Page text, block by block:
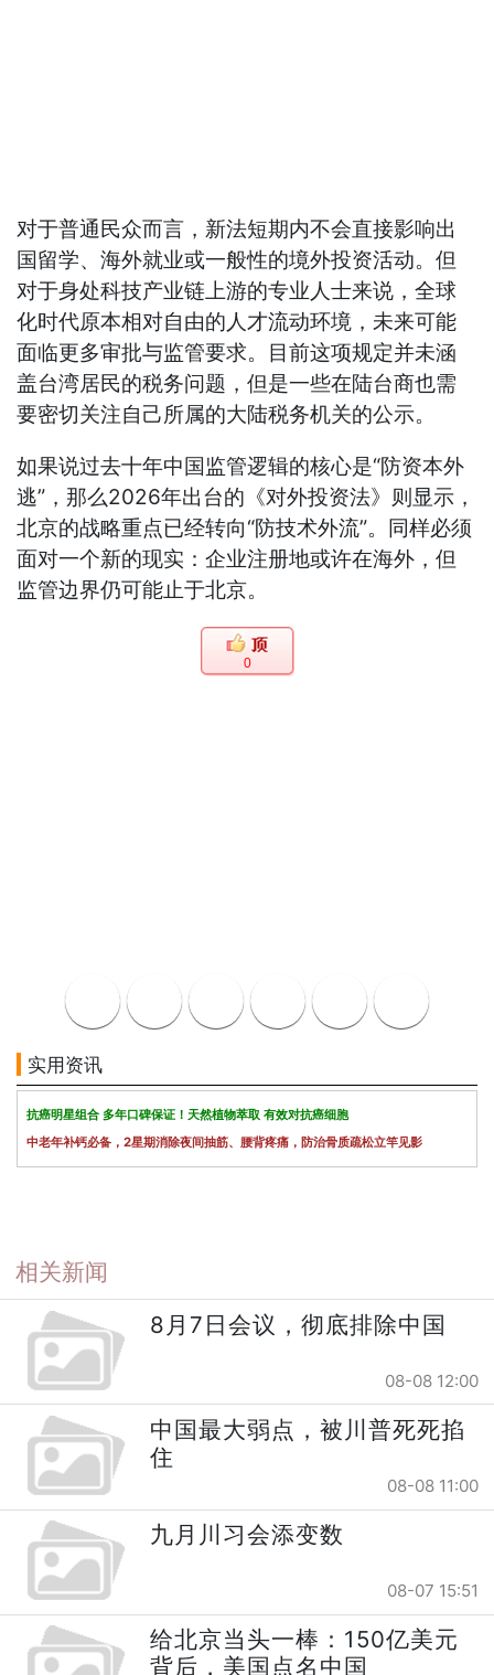
对于普通民众而言，新法短期内不会直接影响出
国留学、海外就业或一般性的境外投资活动。但
对于身处科技产业链上游的专业人士来说，全球
化时代原本相对自由的人才流动环境，未来可能
面临更多审批与监管要求。目前这项规定并未涵
盖台湾居民的税务问题，但是一些在陆台商也需
要密切关注自己所属的大陆税务机关的公示。
如果说过去十年中国监管逻辑的核心是“防资本外
逃”，那么2026年出台的《对外投资法》则显示，
北京的战略重点已经转向“防技术外流”。同样必须
面对一个新的现实：企业注册地或许在海外，但
监管边界仍可能止于北京。
0
实用资讯
抗癌明星组合 多年口碑保证！天然植物萃取 有效对抗癌细胞
中老年补钙必备，2星期消除夜间抽筋、腰背疼痛，防治骨质疏松立竿见影
相关新闻
8月7日会议，彻底排除中国
08-08 12:00
中国最大弱点，被川普死死掐
住
08-08 11:00
九月川习会添变数
08-07 15:51
给北京当头一棒：150亿美元
背后，美国点名中国